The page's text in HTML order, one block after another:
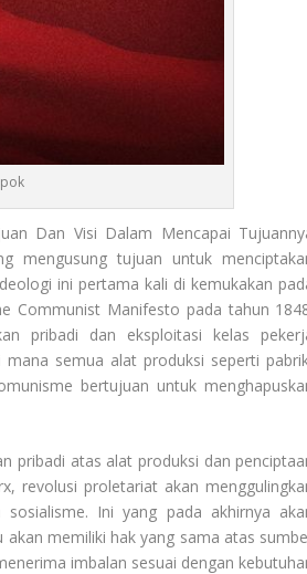
Dan Visi Dalam Mencapai
mengusung tujuan untuk
ini pertama kali di kemukakan
Communist Manifesto pada tahun
pribadi dan eksploitasi kelas
semua alat produksi seperti
bertujuan untuk
pribadi atas alat produksi dan
revolusi proletariat akan
Ini yang pada akhirnya
memiliki hak yang sama atas
imbalan sesuai dengan